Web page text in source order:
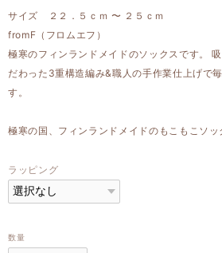
サイズ ２２．５ｃｍ 〜 ２５ｃｍ
fromF（フロムエフ）
極寒のフィンランドメイドのソックスです。
だわった3重構造編み&職人の手作業仕上げで
す。
極寒の国、フィンランドメイドのもこもこソッ
ラッピング
数量